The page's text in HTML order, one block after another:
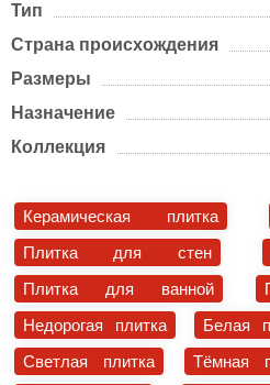
Тип
Страна происхождения
Размеры
Назначение
Коллекция
Керамическая плитка
Плитка для стен
Плитка для ванной
Недорогая плитка
Белая
Светлая плитка
Тёмная